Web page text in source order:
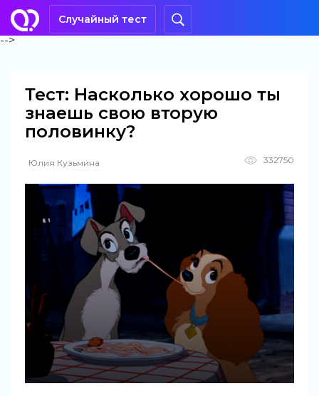
Случайный тест
-->
Тест: Насколько хорошо ты
знаешь свою вторую
половинку?
Юлия Кузьмина 332750